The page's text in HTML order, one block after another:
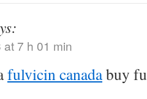
7 h 01 min
fulvicin canadabuy